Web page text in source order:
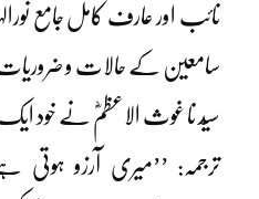
نائب اور عارف کامل جامع
سامعین کے حالات و ضروریات
سیّد نا غوث الاعظمؓ نے خود ایک
ترجمہ: ’’میری آرزو ہوتی